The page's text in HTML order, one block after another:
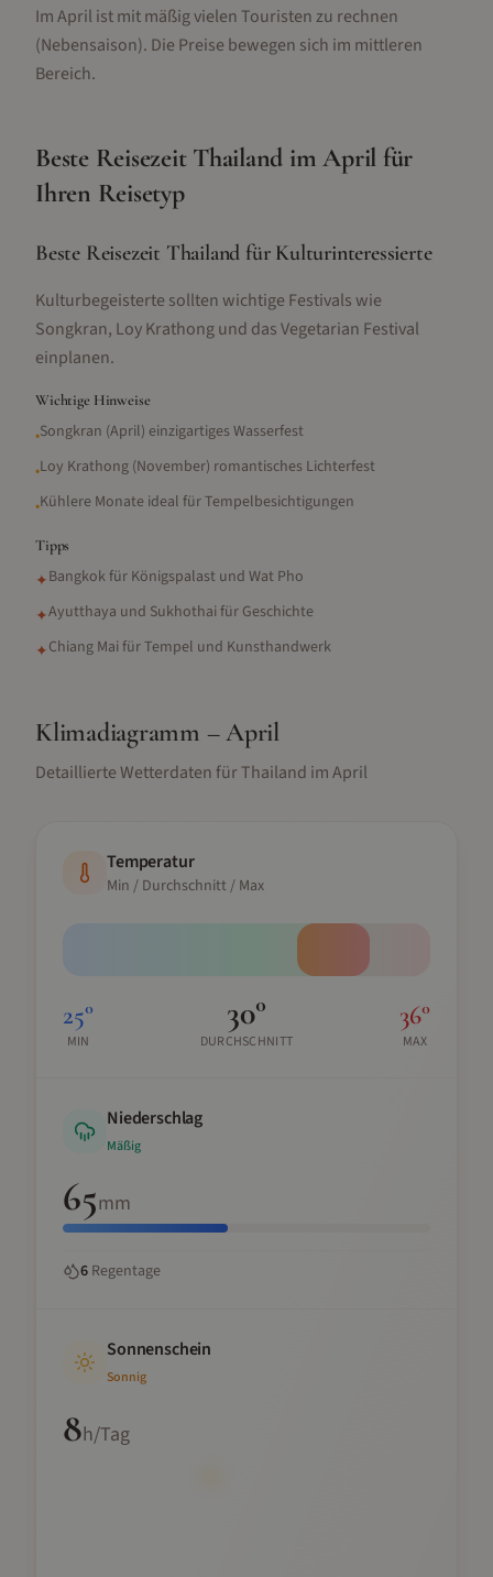
Im April ist mit mäßig vielen Touristen zu rechnen
(Nebensaison). Die Preise bewegen sich im mittleren
Bereich.
Beste Reisezeit Thailand imApril für
Ihren Reisetyp
Beste Reisezeit Thailand für Kulturinteressierte
Kulturbegeisterte sollten wichtige Festivals wie
Songkran, Loy Krathong und das Vegetarian Festival
einplanen.
Wichtige Hinweise
•Songkran (April) einzigartiges Wasserfest
•Loy Krathong (November) romantisches Lichterfest
•Kühlere Monate ideal für Tempelbesichtigungen
Tipps
✦Bangkok für Königspalast und Wat Pho
✦Ayutthaya und Sukhothai für Geschichte
✦Chiang Mai für Tempel und Kunsthandwerk
Klimadiagramm –April
Detaillierte Wetterdaten fürThailand imApril
Temperatur
Min / Durchschnitt / Max
25°
MIN
30°
DURCHSCHNITT
36°
MAX
Niederschlag
Mäßig
65mm
6 Regentage
Sonnenschein
Sonnig
8h/Tag